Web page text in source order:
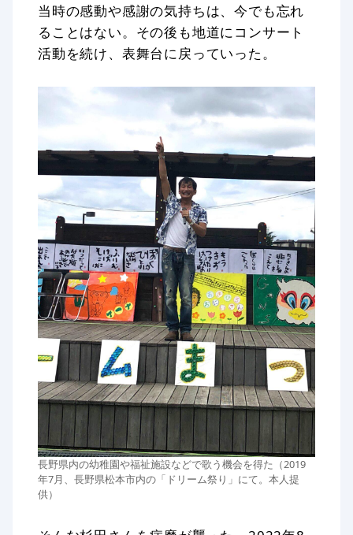
当時の感動や感謝の気持ちは、今でも忘れ
ることはない。その後も地道にコンサート
活動を続け、表舞台に戻っていった。
長野県内の幼稚園や福祉施設などで歌う機会を得た（2019
年7月、長野県松本市内の「ドリーム祭り」にて。本人提
供）